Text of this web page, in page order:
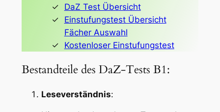
DaZ Test Übersicht
Einstufungstest Übersicht
Fächer Auswahl
Kostenloser Einstufungstest
Bestandteile des DaZ-Tests B1:
Leseverständnis: